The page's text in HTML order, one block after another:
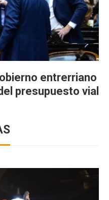
entrerriano
presupuesto vial